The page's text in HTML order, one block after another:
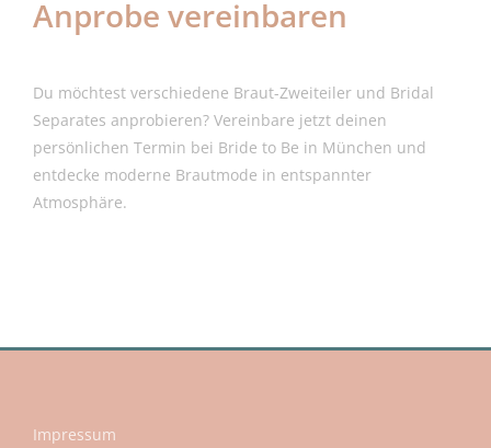
Anprobe vereinbaren
Du möchtest verschiedene Braut-Zweiteiler und Bridal
Separates anprobieren? Vereinbare jetzt deinen
persönlichen Termin bei Bride to Be in München und
entdecke moderne Brautmode in entspannter
Atmosphäre.
Impressum